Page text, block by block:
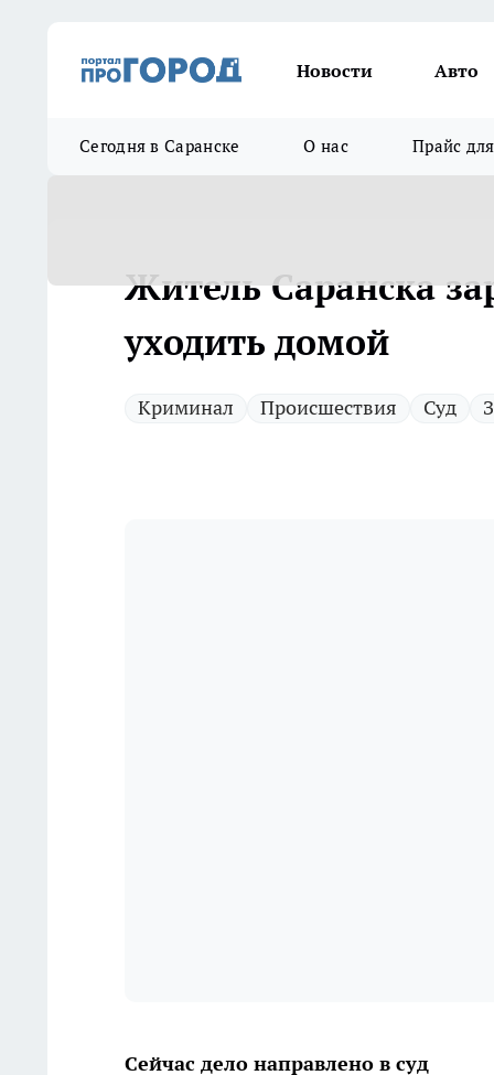
Новости Авто
Сегодня в Саранске О нас Прайс
Житель Саранска
уходить домой
Криминал Происшествия Суд
Сейчас дело направлено в суд